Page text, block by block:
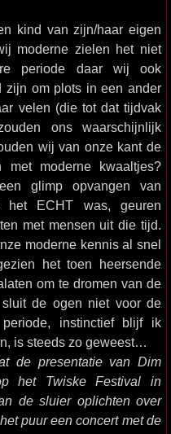
kind van zijn/haar eigen
moderne zielen het niet
periode daar wij ook
zijn om plots in een ander
velen (die tot dat tijdvak
ons waarschijnlijk
wij van onze kant de
met moderne kwaaltjes?
glimp opvangen van
het ECHT was, geuren
met mensen uit die tijd.
moderne kennis al snel
het toen heersende
om te dromen van de
de ogen niet voor de
instinctief blijf ik
is steeds zo geweest…
de presentatie van Dim
het Twiske Festival in
de sluier oplichten over
puur een concert met de